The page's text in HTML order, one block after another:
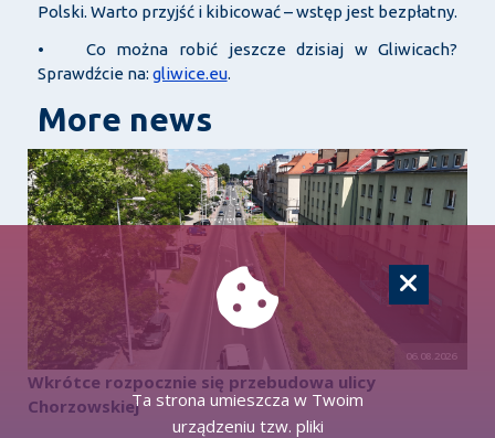
Polski. Warto przyjść i kibicować – wstęp jest bezpłatny.
• Co można robić jeszcze dzisiaj w Gliwicach?
Sprawdźcie na: gliwice.eu.
More news
06.08.2026
Wkrótce rozpocznie się przebudowa ulicy
ChorzowskiejTa strona umieszcza w Twoim
urządzeniu tzw. pliki